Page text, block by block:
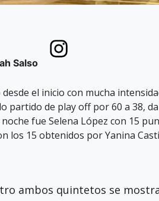
Salso
el inicio con mucha
partido de play off por 60 a 38,
fue Selena López con 15
los 15 obtenidos por Yanina
ambos quintetos se